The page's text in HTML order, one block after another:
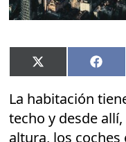
Compartir
en
X
(Twitter) en
La habitación
techo y desde
altura, los